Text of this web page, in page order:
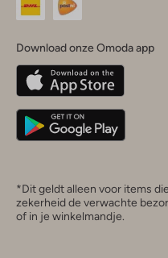
Nederland
Belgique(Français)
Deutschland
Download onze Omoda app
*Dit geldt alleen voor items
zekerheid de verwachte
of in je winkelmandje.